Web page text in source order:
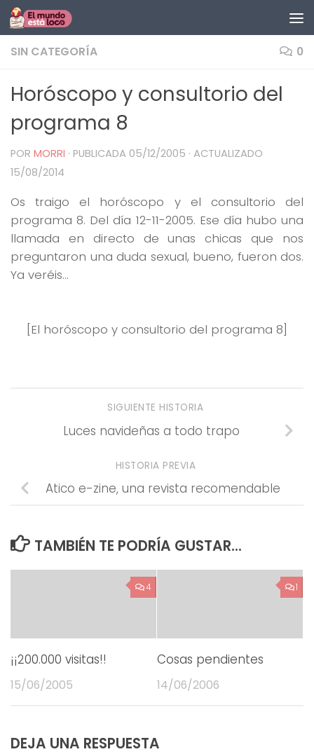
Saltar al contenido
SIN CATEGORÍA 0
Horóscopo y consultorio del
programa 8
POR MORRI · PUBLICADA 05/12/2005 · ACTUALIZADO
15/08/2014
Os traigo el horóscopo y el consultorio del
programa 8. Del día 12-11-2005. Ese día hubo una
llamada en directo de unas chicas que nos
preguntaron una duda sexual, bueno, fueron dos.
Ya veréis…
[El horóscopo y consultorio del programa 8]
SIGUIENTE HISTORIA
Luces navideñas a todo trapo
HISTORIA PREVIA
Atico e-zine, una revista recomendable
TAMBIÉN TE PODRÍA GUSTAR...
4
¡¡200.000 visitas!!
15/06/2005
1
Cosas pendientes
14/06/2006
DEJA UNA RESPUESTA